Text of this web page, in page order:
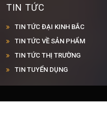
TIN TỨC
TIN TỨC ĐẠI KINH BẮC
TIN TỨC VỀ SẢN PHẨM
TIN TỨC THỊ TRƯỜNG
TIN TUYỂN DỤNG